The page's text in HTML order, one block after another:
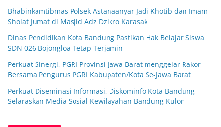
Bhabinkamtibmas Polsek Astanaanyar Jadi Khotib dan Imam
Sholat Jumat di Masjid Adz Dzikro Karasak
Dinas Pendidikan Kota Bandung Pastikan Hak Belajar Siswa
SDN 026 Bojongloa Tetap Terjamin
Perkuat Sinergi, PGRI Provinsi Jawa Barat menggelar Rakor
Bersama Pengurus PGRI Kabupaten/Kota Se-Jawa Barat
Perkuat Diseminasi Informasi, Diskominfo Kota Bandung
Selaraskan Media Sosial Kewilayahan Bandung Kulon